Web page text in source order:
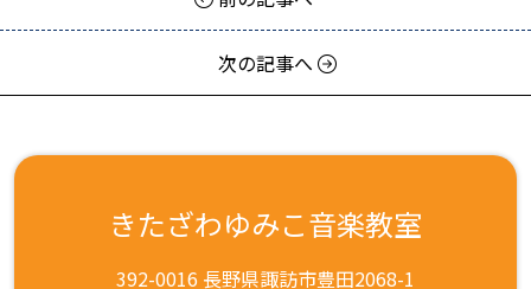
次の記事へ
きたざわゆみこ音楽教室
392-0016 長野県諏訪市豊田2068-1